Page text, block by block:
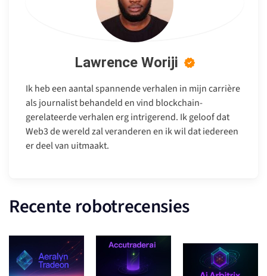
Lawrence Woriji
Ik heb een aantal spannende verhalen in mijn carrière
als journalist behandeld en vind blockchain-
gerelateerde verhalen erg intrigerend. Ik geloof dat
Web3 de wereld zal veranderen en ik wil dat iedereen
er deel van uitmaakt.
Recente robotrecensies